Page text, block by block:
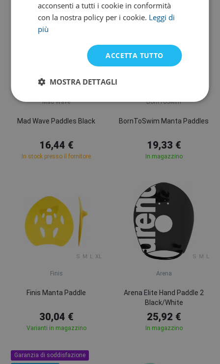
S
Mad Wave
Mad Wave Paddles Black
16,44 €
In stock presso il fornitore
BornToSwim
BornToSwim Manta Paddles
19,33 €
In magazzino
S M L XL
Finis
Finis Manta Paddle
30,04 €
Varianti in magazzino
S M L
Arena
Arena Elite Hand Paddle 2
Black/White
25,92 €
In magazzino
Garanzia di soddisfazione
acconsenti a tutti i cookie in conformità
con la nostra policy per i cookie. Leggi di
più
ACCETTA TUTTO
MOSTRA DETTAGLI